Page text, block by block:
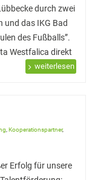
durch zwei
und das IKG Bad
des Fußballs”.
Westfalica direkt
weiterlesen
Kooperationspartner,
Erfolg für unsere